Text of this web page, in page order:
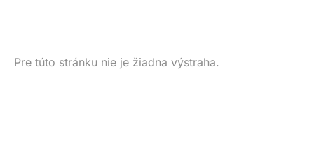
Pre túto stránku nie je žiadna výstraha.